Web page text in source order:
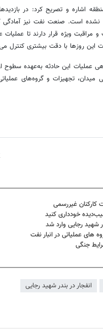
اشاره و تصریح کرد: در
نشده است. صنعت نفت نیز آمادگی
ویژه قرار دارند تا عملیات
این روزها با دقت بیشتری کنترل
عملیات این حادثه به‌عهده
تجهیزات و گروه‌های
کارکنان غیررسمی
خودداری کنید
های عملیاتی در انبار نفت
جنگی
انفجار در بندر شهید رجایی
روزنامه‌های ورزشی